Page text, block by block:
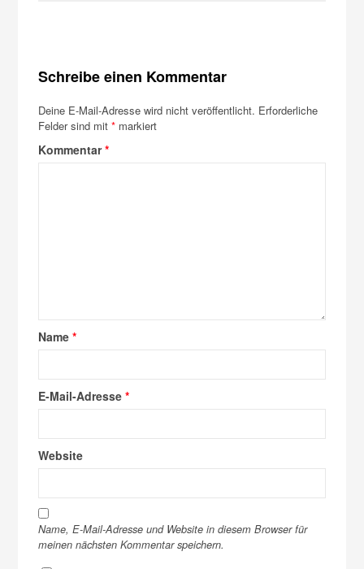
Schreibe einen Kommentar
Deine E-Mail-Adresse wird nicht veröffentlicht. Erforderliche
Felder sind mit* markiert
Kommentar*
Name*
E-Mail-Adresse*
Website
Name, E-Mail-Adresse und Website in diesem Browser für
meinen nächsten Kommentar speichern.